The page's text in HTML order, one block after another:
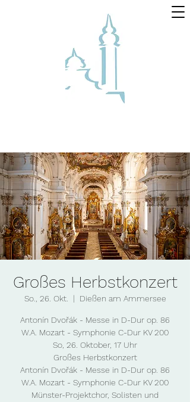
Großes Herbstkonzert
So., 26. Okt.
  |
Dießen am Ammersee
Antonín Dvořák - Messe in D-Dur op. 86
W.A. Mozart - Symphonie C-Dur KV 200
So, 26. Oktober, 17 Uhr
Großes Herbstkonzert
Antonín Dvořák - Messe in D-Dur op. 86
W.A. Mozart - Symphonie C-Dur KV 200
Münster-Projektchor, Solisten und